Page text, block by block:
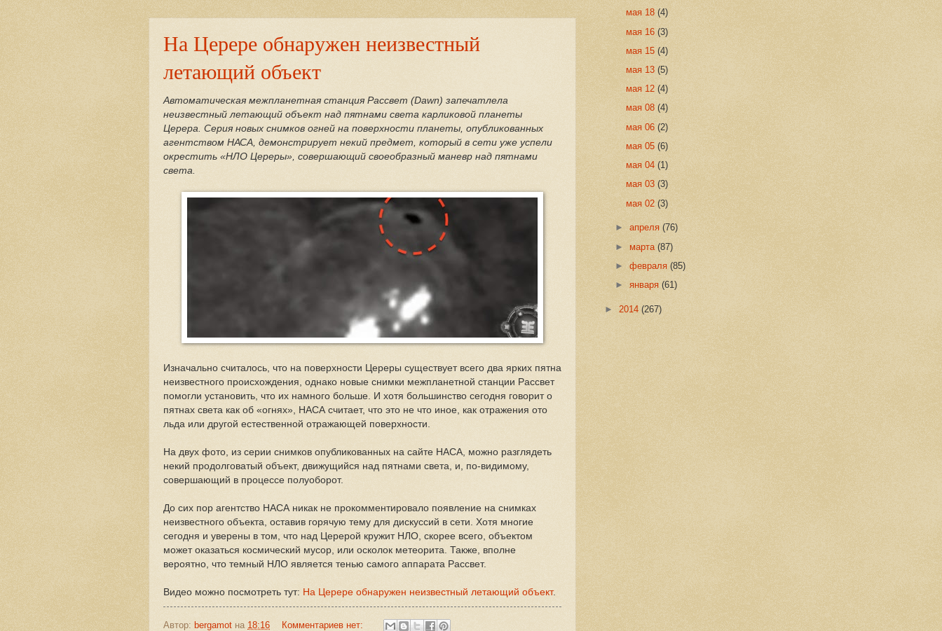
На Церере обнаружен неизвестный
летающий объект
Автоматическая межпланетная станция Рассвет (Dawn) запечатлела
неизвестный летающий объект над пятнами света карликовой планеты
Церера. Серия новых снимков огней на поверхности планеты, опубликованных
агентством НАСА, демонстрирует некий предмет, который в сети уже успели
окрестить «НЛО Цереры», совершающий своеобразный маневр над пятнами
света.
Изначально считалось, что на поверхности Цереры существует всего два ярких пятна
неизвестного происхождения, однако новые снимки межпланетной станции Рассвет
помогли установить, что их намного больше. И хотя большинство сегодня говорит о
пятнах света как об «огнях», НАСА считает, что это не что иное, как отражения ото
льда или другой естественной отражающей поверхности.
На двух фото, из серии снимков опубликованных на сайте НАСА, можно разглядеть
некий продолговатый объект, движущийся над пятнами света, и, по-видимому,
совершающий в процессе полуоборот.
До сих пор агентство НАСА никак не прокомментировало появление на снимках
неизвестного объекта, оставив горячую тему для дискуссий в сети. Хотя многие
сегодня и уверены в том, что над Церерой кружит НЛО, скорее всего, объектом
может оказаться космический мусор, или осколок метеорита. Также, вполне
вероятно, что темный НЛО является тенью самого аппарата Рассвет.
Видео можно посмотреть тут: На Церере обнаружен неизвестный летающий объект.
Автор: bergamot на 18:16
Комментариев нет:
мая 18 (4)
мая 16 (3)
мая 15 (4)
мая 13 (5)
мая 12 (4)
мая 08 (4)
мая 06 (2)
мая 05 (6)
мая 04 (1)
мая 03 (3)
мая 02 (3)
►апреля(76)
►марта(87)
►февраля(85)
►января(61)
► 2014 (267)